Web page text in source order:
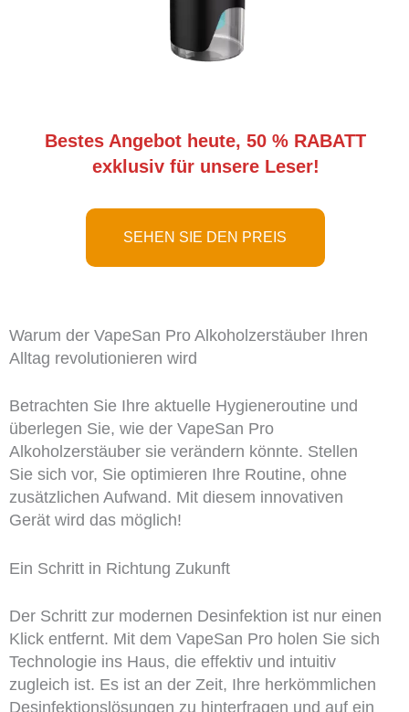
Bestes Angebot heute, 50 % RABATT
exklusiv für unsere Leser!
SEHEN SIE DEN PREIS
Warum der VapeSan Pro Alkoholzerstäuber Ihren
Alltag revolutionieren wird
Betrachten Sie Ihre aktuelle Hygieneroutine und
überlegen Sie, wie der VapeSan Pro
Alkoholzerstäuber sie verändern könnte. Stellen
Sie sich vor, Sie optimieren Ihre Routine, ohne
zusätzlichen Aufwand. Mit diesem innovativen
Gerät wird das möglich!
Ein Schritt in Richtung Zukunft
Der Schritt zur modernen Desinfektion ist nur einen
Klick entfernt. Mit dem VapeSan Pro holen Sie sich
Technologie ins Haus, die effektiv und intuitiv
zugleich ist. Es ist an der Zeit, Ihre herkömmlichen
Desinfektionslösungen zu hinterfragen und auf ein